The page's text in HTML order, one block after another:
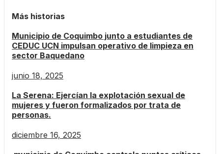
Más historias
Municipio de Coquimbo junto a estudiantes de
CEDUC UCN impulsan operativo de limpieza en
sector Baquedano
junio 18, 2025
La Serena: Ejercían la explotación sexual de
mujeres y fueron formalizados por trata de
personas.
diciembre 16, 2025